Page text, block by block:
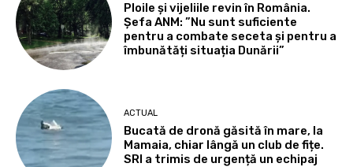
Ploile și vijeliile revin în România.
Șefa ANM: ”Nu sunt suficiente
pentru a combate seceta și pentru a
îmbunătăți situația Dunării”
ACTUAL
Bucată de dronă găsită în mare, la
Mamaia, chiar lângă un club de fițe.
SRI a trimis de urgență un echipaj